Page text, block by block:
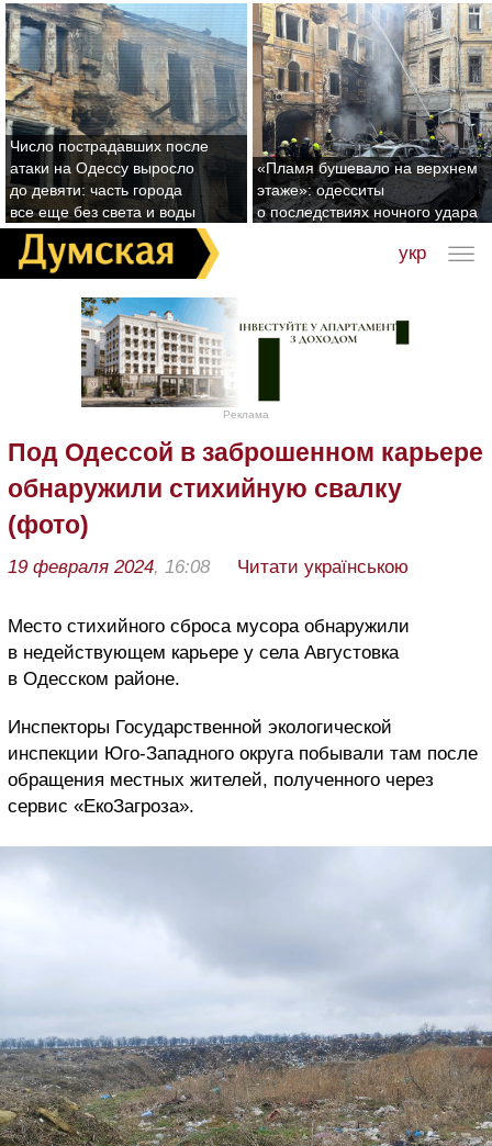
Число пострадавших после
атаки на Одессу выросло
до девяти: часть города
все еще без света и воды
«Пламя бушевало на верхнем
этаже»: одесситы
о последствиях ночного удара
укр
Реклама
Под Одессой в заброшенном карьере
обнаружили стихийную свалку
(фото)
19 февраля 2024, 16:08 Читати українською
Место стихийного сброса мусора обнаружили
в недействующем карьере у села Августовка
в Одесском районе.
Инспекторы Государственной экологической
инспекции Юго-Западного округа побывали там после
обращения местных жителей, полученного через
сервис «ЕкоЗагроза».